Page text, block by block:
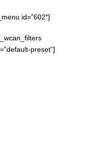
id=”602″]
preset”]